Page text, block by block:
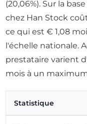
(20,06%). Sur la
chez Han Stock
ce qui est € 1,08
l'échelle nationale.
prestataire varient
mois à un
Statistique